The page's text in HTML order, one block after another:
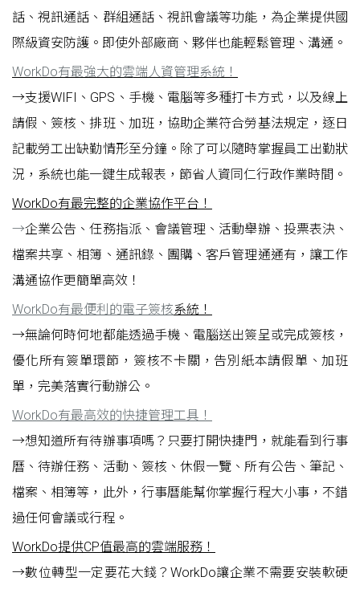
話、視訊通話、群組通話、視訊會議等功能，為企業提供國
際級資安防護。即使外部廠商、夥伴也能輕鬆管理、溝通。
WorkDo有最強大的雲端人資管理系統！
→支援WIFI、GPS、手機、電腦等多種打卡方式，以及線上
請假、簽核、排班、加班，協助企業符合勞基法規定，逐日
記載勞工出缺勤情形至分鐘。除了可以隨時掌握員工出勤狀
況，系統也能一鍵生成報表，節省人資同仁行政作業時間。
WorkDo有最完整的企業協作平台！
→企業公告、任務指派、會議管理、活動舉辦、投票表決、
檔案共享、相簿、通訊錄、團購、客戶管理通通有，讓工作
溝通協作更簡單高效！
WorkDo有最便利的電子簽核系統！
→無論何時何地都能透過手機、電腦送出簽呈或完成簽核，
優化所有簽單環節，簽核不卡關，告別紙本請假單、加班
單，完美落實行動辦公。
WorkDo有最高效的快捷管理工具！
→想知道所有待辦事項嗎？只要打開快捷門，就能看到行事
曆、待辦任務、活動、簽核、休假一覽、所有公告、筆記、
檔案、相簿等，此外，行事曆能幫你掌握行程大小事，不錯
過任何會議或行程。
WorkDo提供CP值最高的雲端服務！
→數位轉型一定要花大錢？WorkDo讓企業不需要安裝軟硬